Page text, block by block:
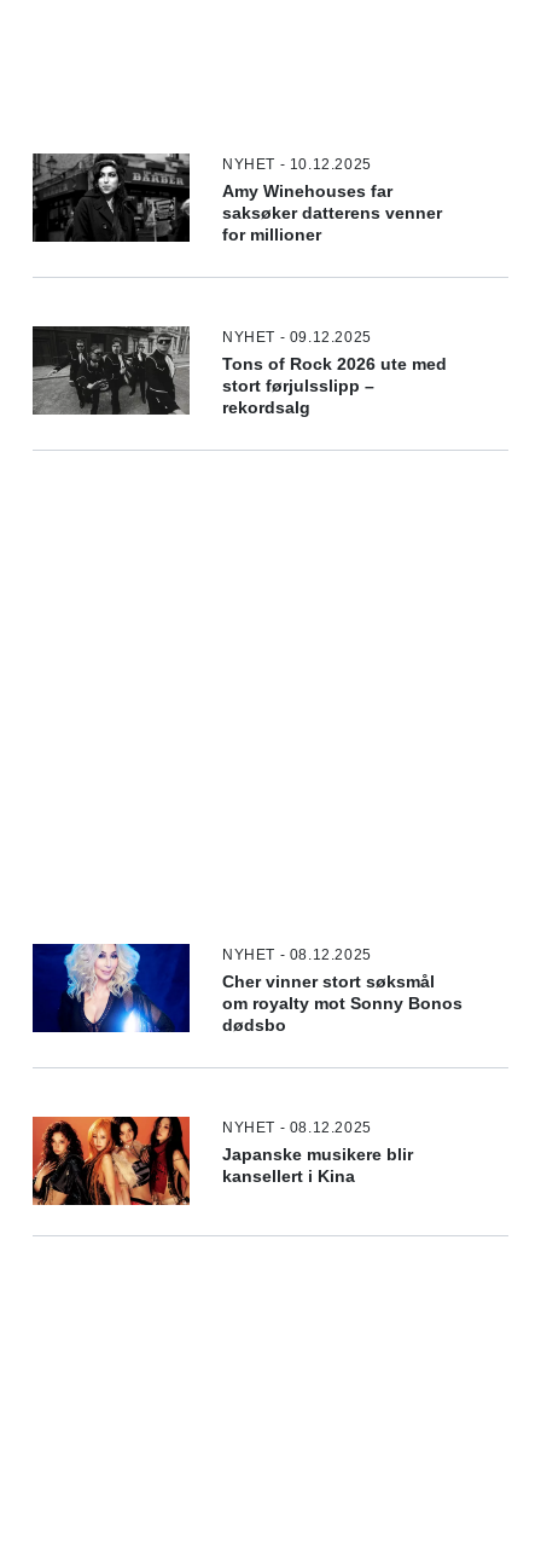
NYHET - 10.12.2025
Amy Winehouses far
saksøker datterens venner
for millioner
NYHET - 09.12.2025
Tons of Rock 2026 ute med
stort førjulsslipp –
rekordsalg
NYHET - 08.12.2025
Cher vinner stort søksmål
om royalty mot Sonny Bonos
dødsbo
NYHET - 08.12.2025
Japanske musikere blir
kansellert i Kina